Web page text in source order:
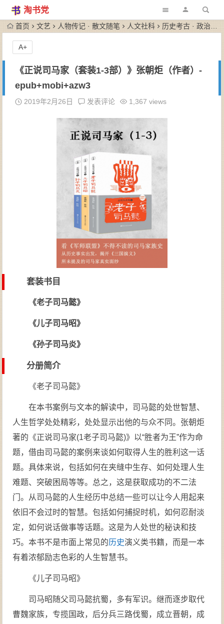
淘书党
首页 文艺 人物传记 · 散文随笔 人文社科 历史考古 · 政治军事
《正说司马家（套装1-3部）》张朝炬（作者）-
epub+mobi+azw3
2019年2月26日 发表评论 1,367 views
套装书目
《老子司马懿》
《儿子司马昭》
《孙子司马炎》
分册简介
《老子司马懿》
在本书案例与文本的解读中，司马懿的处世智慧、
人生哲学处处精彩，处处显示出他的与众不同。张朝炬
著的《正说司马家(1老子司马懿)》以“胜者为王”作为命
题，借由司马懿的案例来谈如何取得人生的胜利这一话
题。具体来说，包括如何在夹缝中生存、如何处理人生
难题、突破困局等等。总之，这是获取成功的不二法
门。从司马懿的人生经历中总结一些可以让今人用起来
依旧不会过时的智慧。包括如何捕捉时机，如何忍耐淡
定，如何说话做事等话题。这是为人处世的秘诀和技
巧。本书不是市面上常见的历史演义类书籍，而是一本
有着浓郁励志色彩的人生智慧书。
《儿子司马昭》
司马昭随父司马懿抗蜀，多有军识。继而逐步取代
曹魏家族，专揽国政，后分兵三路伐蜀，成立晋朝，成
A+